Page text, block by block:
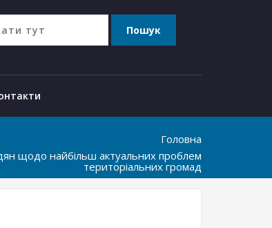
Головна
щодо найбільш актуальних проблем
територіальних громад